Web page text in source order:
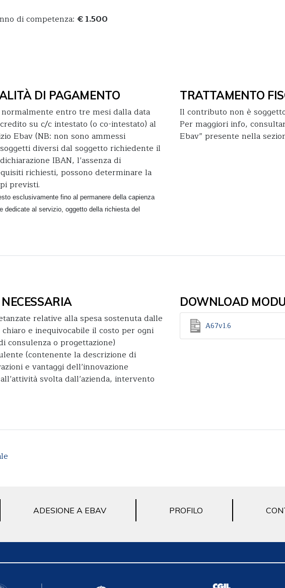
di competenza: € 1.500
DI PAGAMENTO
entro tre mesi dalla data
su c/c intestato (o co-intestato) al
Ebav (NB: non sono ammessi
diversi dal soggetto richiedente il
IBAN, l’assenza di
richiesti, possono determinare la
previsti.
esclusivamente fino al permanere della capienza
dedicate al servizio, oggetto della richiesta del
TRATTAMENTO
Il contributo non è
Per maggiori info,
Ebav” presente nella
relative alla spesa sostenuta dalle
e inequivocabile il costo per ogni
consulenza o progettazione)
(contenente la descrizione di
e vantaggi dell’innovazione
svolta dall’azienda, intervento
DOWNLOAD
A67v1.6
ADESIONE A EBAV PROFILO